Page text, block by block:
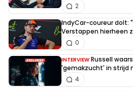
2
IndyCar-coureur dolt:
Verstappen hierheen
0
INTERVIEW Russell
'gemakzucht' in strijd
4